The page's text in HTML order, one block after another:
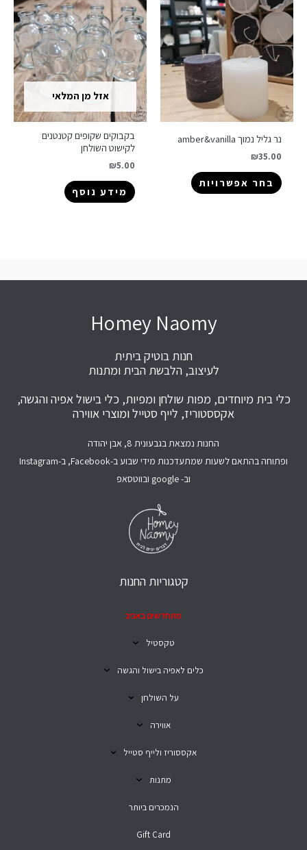
נר גליל נמוך amber&vanilla
₪35.00
בחר אפשרויות
אזל מן המלאי
בקבוקים שקופים קטנטנים
לקישוט השולחן
₪5.00
מידע נוסף
Homey Naomy
חנות בוטיק ביתית
לעיצוב, הלבשת הבית ומתנות
כלי בית מיוחדים, מפות שולחן ומפיות, כלי בישול אפיה והגשה,
אקססטוריז, לייף סטייל ומוצרי אווירה
החנות נמצאת בגבעונית 8, אבן יהודה
ופתוחה בהתאם לשעות שמתעדכנות מידי שבוע ב-Facebook, ב-Instagram
וב- google ובווטסאפ
קטגוריות החנות
מתחדשים באביב
טקסטיל
כלים לאפיה בישול והגשה
על השולחן
אווירה
אקססוריז ולייף סטייל
מתנות
הנמכרים ביותר
Gift Card